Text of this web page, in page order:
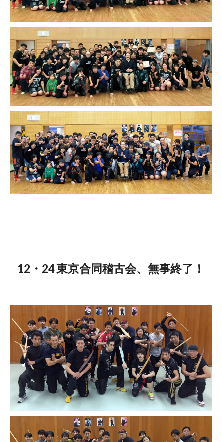
-----------------------------------------------------------------------------
--------------------------------------------------------------------------
12・24 東京合同稽古会、無事終了！